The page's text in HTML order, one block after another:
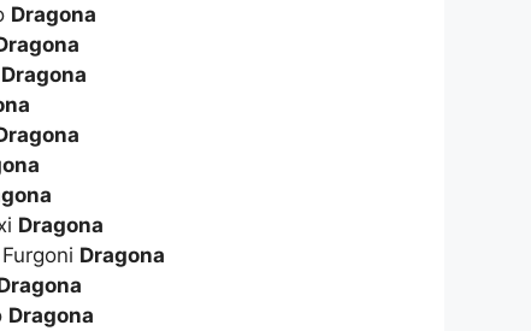
Dragona
Dragona
Dragona
Dragona
Dragona